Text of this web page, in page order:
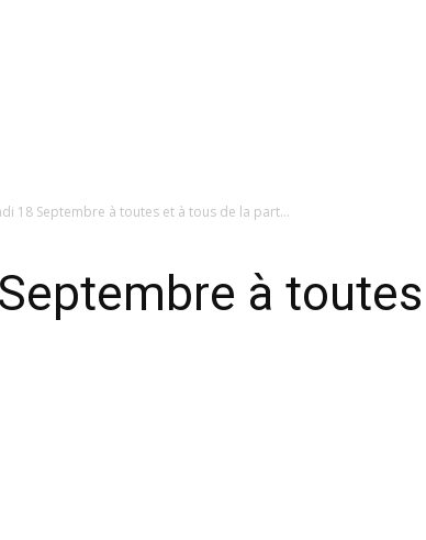
18 Septembre à toutes et à tous de la part...
à